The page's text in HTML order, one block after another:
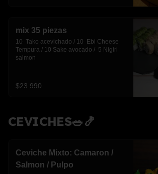
mix 35 piezas
10  Tako acevichado / 10  Ebi Cheese
Tempura / 10 Sake avocado /  5 Nigiri
salmon
$23.990
CEVICHES🥗🍤
Ceviche Mixto: Camaron /
Salmon / Pulpo